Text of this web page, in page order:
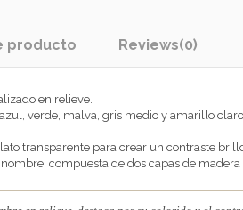
producto Reviews(0)
en relieve.
verde, malva, gris medio y amarillo
transparente para crear un contraste
compuesta de dos capas de madera